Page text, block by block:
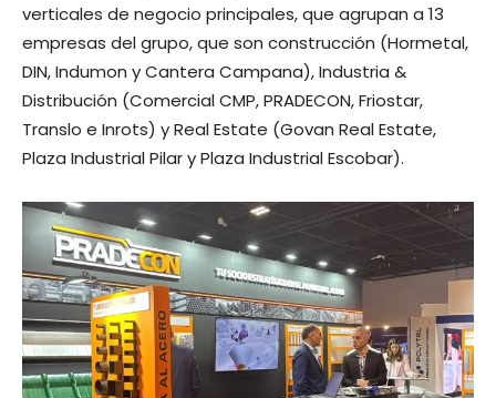
verticales de negocio principales, que agrupan a 13
empresas del grupo, que son construcción (Hormetal,
DIN, Indumon y Cantera Campana), Industria &
Distribución (Comercial CMP, PRADECON, Friostar,
Translo e Inrots) y Real Estate (Govan Real Estate,
Plaza Industrial Pilar y Plaza Industrial Escobar).